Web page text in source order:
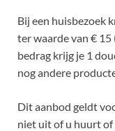
Bij een huisbezoek
ter waarde van €
bedrag krijg je 1
nog andere
Dit aanbod geldt
niet uit of u huurt of